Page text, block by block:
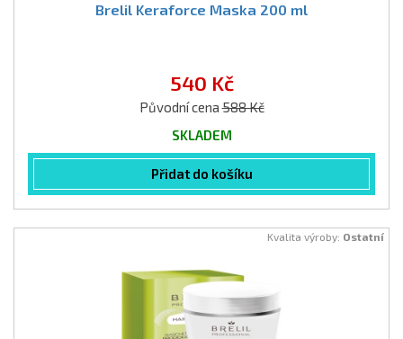
Brelil Keraforce Maska 200 ml
540 Kč
Původní cena588 Kč
SKLADEM
Přidat do košíku
Kvalita výroby: Ostatní